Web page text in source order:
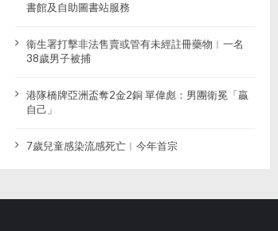
書館及自助圖書站服務
衞生署打擊非法售賣或管有未經註冊藥物︱一名
38歲男子被捕
港隊橋牌亞洲盃奪2金2銅 單偉彪：男團衛冕「贏
自己」
7歲兒童感染流感死亡︱今年首宗